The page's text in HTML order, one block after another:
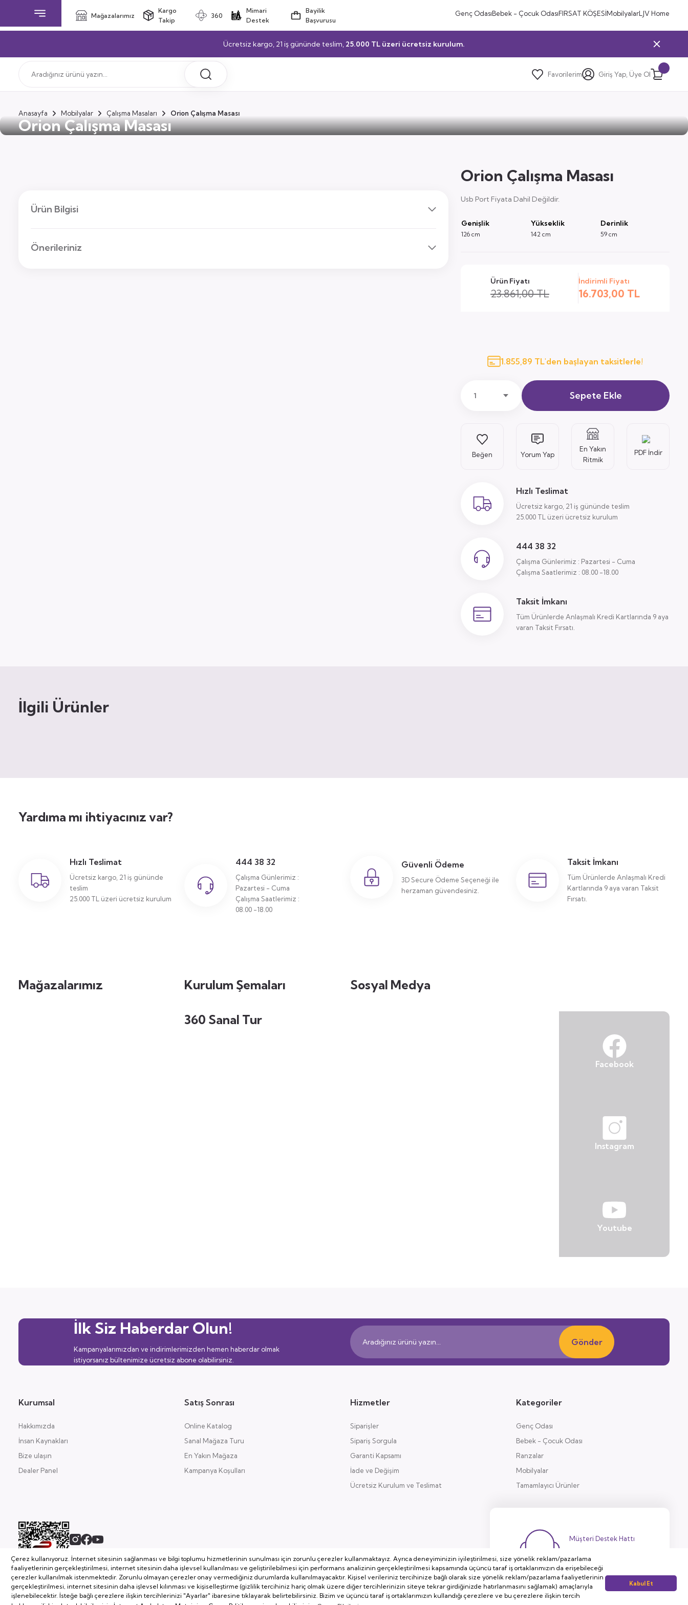
Çerez kullanıyoruz. İnternet sitesinin sağlanması ve bilgi toplumu hizmetlerinin sunulması için zorunlu çerezler kullanmaktayız. Ayrıca deneyiminizin iyileştirilmesi, size yönelik reklam/pazarlama
faaliyetlerinin gerçekleştirilmesi, internet sitesinin daha işlevsel kullanılması ve geliştirilebilmesi için performans analizinin gerçekleştirilmesi kapsamında üçüncü taraf iş ortaklarımızın da erişebileceği
çerezler kullanılmak istenmektedir. Zorunlu olmayan çerezler onay vermediğiniz durumlarda kullanılmayacaktır. Kişisel verileriniz tercihinize bağlı olarak size yönelik reklam/pazarlama faaliyetlerinin
gerçekleştirilmesi, internet sitesinin daha işlevsel kılınması ve kişiselleştirme (gizlilik tercihiniz hariç olmak üzere diğer tercihlerinizin siteye tekrar girdiğinizde hatırlanmasını sağlamak) amaçlarıyla
işlenebilecektir. İsteğe bağlı çerezlere ilişkin tercihlerinizi "Ayarlar" ibaresine tıklayarak belirtebilirsiniz. Bizim ve üçüncü taraf iş ortaklarımızın kullandığı çerezlere ve bu çerezlere ilişkin tercih
Kabul Et
Mağazalarımız
Kargo
Takip
360
Mimari
Destek
Bayilik
Başvurusu
Genç OdasıBebek - Çocuk OdasıFIRSAT KÖŞESİMobilyalarLJV Home
Ücretsiz kargo, 21 iş gününde teslim, 25.000 TL üzeri ücretsiz kurulum.
Favorilerim Giriş Yap, Üye Ol
Anasayfa Mobilyalar Çalışma Masaları Orion Çalışma Masası
Orion Çalışma Masası
Ürün Bilgisi
Önerileriniz
Orion Çalışma Masası
Usb Port Fiyata Dahil Değildir.
Genişlik Yükseklik Derinlik
126 cm 142 cm 59 cm
Ürün Fiyatı
23.861,00 TL
İndirimli Fiyatı
16.703,00 TL
1.855,89 TL'den başlayan taksitlerle!
Sepete Ekle
Yorum Yap
En Yakın
Ritmik
PDF İndir
Hızlı Teslimat
Ücretsiz kargo, 21 iş gününde teslim
25.000 TL üzeri ücretsiz kurulum
444 38 32
Çalışma Günlerimiz : Pazartesi - Cuma
Çalışma Saatlerimiz : 08.00 -18.00
Taksit İmkanı
Tüm Ürünlerde Anlaşmalı Kredi Kartlarında 9 aya
varan Taksit Fırsatı.
İlgili Ürünler
Yardıma mı ihtiyacınız var?
Hızlı Teslimat
Ücretsiz kargo, 21 iş gününde
teslim
25.000 TL üzeri ücretsiz kurulum
444 38 32
Çalışma Günlerimiz :
Pazartesi - Cuma
Çalışma Saatlerimiz :
08.00 -18.00
Güvenli Ödeme
3D Secure Ödeme Seçeneği ile
herzaman güvendesiniz.
Taksit İmkanı
Tüm Ürünlerde Anlaşmalı Kredi
Kartlarında 9 aya varan Taksit
Fırsatı.
Mağazalarımız Kurulum Şemaları
360 Sanal Tur
Sosyal Medya
Facebook
Instagram
Youtube
İlk Siz Haberdar Olun!
Kampanyalarımızdan ve indirimlerimizden hemen haberdar olmak
istiyorsanız bültenimize ücretsiz abone olabilirsiniz.
Gönder
Kurumsal
Hakkımızda
İnsan Kaynakları
Bize ulaşın
Dealer Panel
Satış Sonrası
Online Katalog
Sanal Mağaza Turu
En Yakın Mağaza
Kampanya Koşulları
Hizmetler
Siparişler
Sipariş Sorgula
Garanti Kapsamı
İade ve Değişim
Ücretsiz Kurulum ve Teslimat
Kategoriler
Genç Odası
Bebek - Çocuk Odası
Ranzalar
Mobilyalar
Tamamlayıcı Ürünler
2026 Copyright, Tüm Hakları Saklıdır.
Soyserin Grup Mobilya A.Ş
Müşteri Destek Hattı
444 38 32